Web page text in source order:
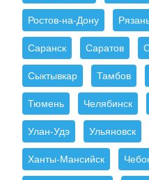
Ростов-на-Дону
Саранск Саратов
Сыктывкар Тамбов
Тюмень Челябинск
Улан-Удэ Ульяновск
Ханты-Мансийск